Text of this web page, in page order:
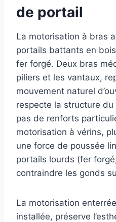
de portail
La motorisation à bras
portails battants en
fer forgé. Deux bras
piliers et les vantaux,
mouvement naturel
respecte la structure
pas de renforts
motorisation à vérins,
une force de poussée
portails lourds (fer
contraindre les gonds
La motorisation
installée, préserve